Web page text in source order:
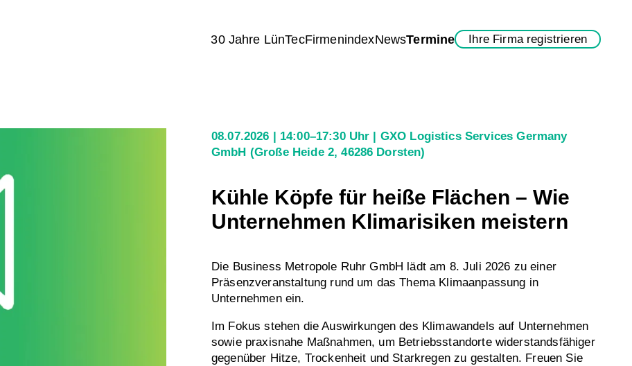
30 Jahre LünTecFirmenindexNewsTermine Ihre Firma registrieren
08.07.2026 14:00–17:30 Uhr
GXO Logistics Services Germany
GmbH (Große Heide 2, 46286 Dorsten)
Kühle Köpfe für heiße Flächen – Wie
Unternehmen Klimarisiken meistern
Die Business Metropole Ruhr GmbH lädt am 8. Juli 2026 zu einer
Präsenzveranstaltung rund um das Thema Klimaanpassung in
Unternehmen ein.
Im Fokus stehen die Auswirkungen des Klimawandels auf Unternehmen
sowie praxisnahe Maßnahmen, um Betriebsstandorte widerstandsfähiger
gegenüber Hitze, Trockenheit und Starkregen zu gestalten. Freuen Sie